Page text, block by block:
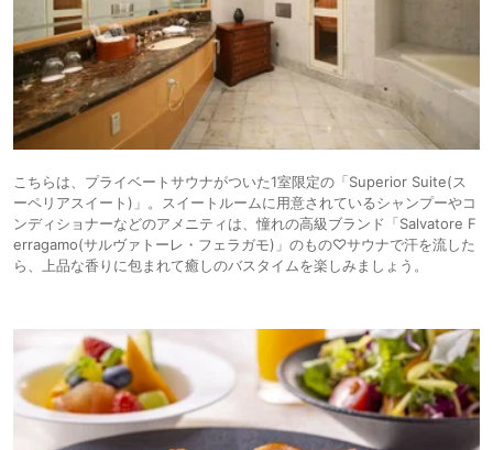
こちらは、プライベートサウナがついた1室限定の「Superior Suite(ス
ーペリアスイート)」。スイートルームに用意されているシャンプーやコ
ンディショナーなどのアメニティは、憧れの高級ブランド「Salvatore F
erragamo(サルヴァトーレ・フェラガモ)」のもの♡サウナで汗を流した
ら、上品な香りに包まれて癒しのバスタイムを楽しみましょう。